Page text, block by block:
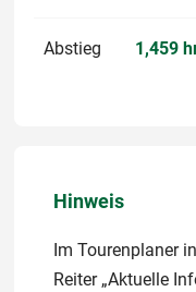
Abstieg 1,459
Hinweis
Im Tourenplaner
Reiter „Aktuelle